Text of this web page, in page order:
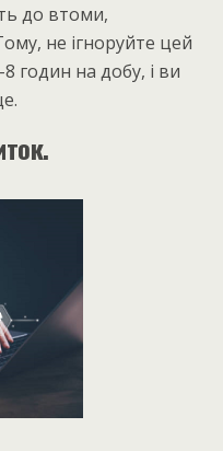
до втоми,
не ігноруйте цей
годин на добу, і ви